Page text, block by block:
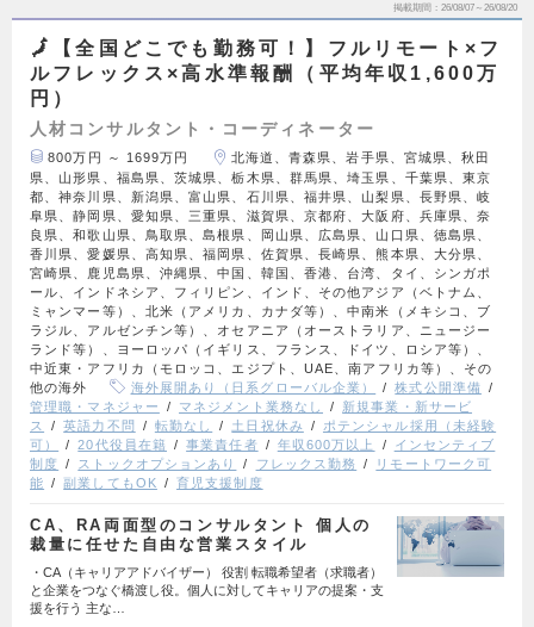
掲載期間 26/08/07～26/08/20
🗾【全国どこでも勤務可！】フルリモート×フ
ルフレックス×高水準報酬（平均年収1,600万
円）
人材コンサルタント・コーディネーター
800万円 ～ 1699万円
北海道、青森県、岩手県、宮城県、秋田
県、山形県、福島県、茨城県、栃木県、群馬県、埼玉県、千葉県、東京
都、神奈川県、新潟県、富山県、石川県、福井県、山梨県、長野県、岐
阜県、静岡県、愛知県、三重県、滋賀県、京都府、大阪府、兵庫県、奈
良県、和歌山県、鳥取県、島根県、岡山県、広島県、山口県、徳島県、
香川県、愛媛県、高知県、福岡県、佐賀県、長崎県、熊本県、大分県、
宮崎県、鹿児島県、沖縄県、中国、韓国、香港、台湾、タイ、シンガポ
ール、インドネシア、フィリピン、インド、その他アジア（ベトナム、
ミャンマー等）、北米（アメリカ、カナダ等）、中南米（メキシコ、ブ
ラジル、アルゼンチン等）、オセアニア（オーストラリア、ニュージー
ランド等）、ヨーロッパ（イギリス、フランス、ドイツ、ロシア等）、
中近東・アフリカ（モロッコ、エジプト、UAE、南アフリカ等）、その
他の海外
海外展開あり（日系グローバル企業）
株式公開準備
管理職・マネジャー
マネジメント業務なし
新規事業・新サービ
ス
英語力不問 転勤なし 土日祝休み
ポテンシャル採用（未経験
可）
20代役員在籍 事業責任者 年収600万以上
インセンティブ
制度
ストックオプションあり フレックス勤務
リモートワーク可
能
副業してもOK 育児支援制度
CA、RA両面型のコンサルタント 個人の
裁量に任せた自由な営業スタイル
・CA（キャリアアドバイザー） 役割 転職希望者（求職者）
と企業をつなぐ橋渡し役。個人に対してキャリアの提案・支
援を行う 主な…